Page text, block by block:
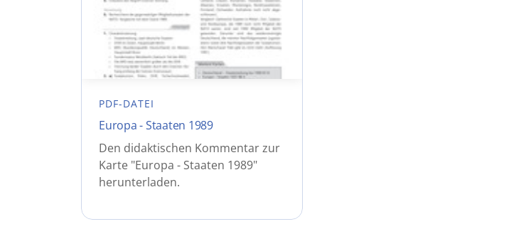
PDF-DATEI
Europa - Staaten 1989
Den didaktischen Kommentar zur
Karte "Europa - Staaten 1989"
herunterladen.